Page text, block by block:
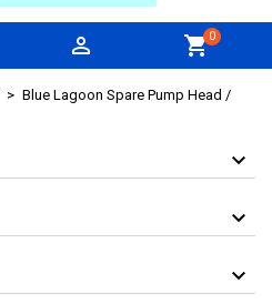
 shopping_cart0
Blue Lagoon Spare Pump Head /